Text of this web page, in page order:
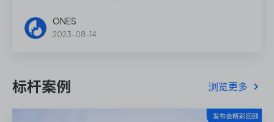
ONES
2023-08-14
标杆案例 浏览更多